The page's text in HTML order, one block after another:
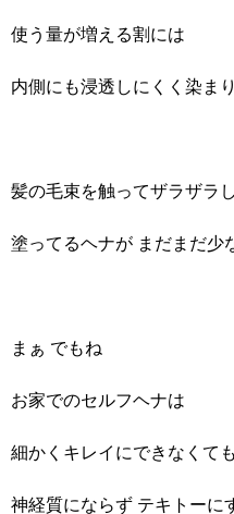
使う量が増える割には
内側にも浸透しにくく染ま
髪の毛束を触ってザラザラ
塗ってるヘナが まだまだ少
まぁ でもね
お家でのセルフヘナは
細かくキレイにできなくて
神経質にならず テキトーに